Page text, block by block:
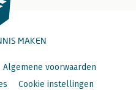
MAKEN
Algemene voorwaarden
Cookie instellingen